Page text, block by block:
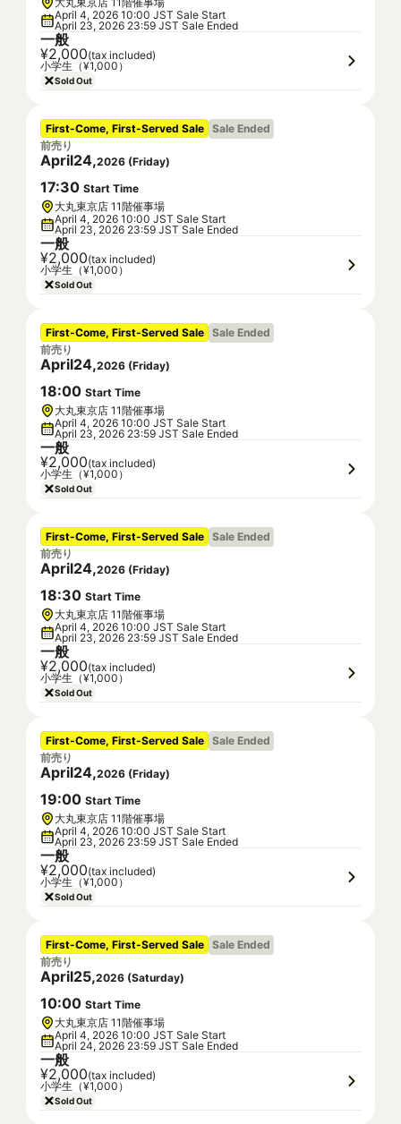
April 4, 2026 10:00 JST Sale Start
April 23, 2026 23:59 JST Sale Ended
一般
¥2,000(tax included)
小学生（¥1,000）
Sold Out
First-Come, First-Served Sale Sale Ended
前売り
April24,2026 (Friday)
17:30 Start Time
大丸東京店 11階催事場
April 4, 2026 10:00 JST Sale Start
April 23, 2026 23:59 JST Sale Ended
一般
¥2,000(tax included)
小学生（¥1,000）
Sold Out
First-Come, First-Served Sale Sale Ended
前売り
April24,2026 (Friday)
18:00 Start Time
大丸東京店 11階催事場
April 4, 2026 10:00 JST Sale Start
April 23, 2026 23:59 JST Sale Ended
一般
¥2,000(tax included)
小学生（¥1,000）
Sold Out
First-Come, First-Served Sale Sale Ended
前売り
April24,2026 (Friday)
18:30 Start Time
大丸東京店 11階催事場
April 4, 2026 10:00 JST Sale Start
April 23, 2026 23:59 JST Sale Ended
一般
¥2,000(tax included)
小学生（¥1,000）
Sold Out
First-Come, First-Served Sale Sale Ended
前売り
April24,2026 (Friday)
19:00 Start Time
大丸東京店 11階催事場
April 4, 2026 10:00 JST Sale Start
April 23, 2026 23:59 JST Sale Ended
一般
¥2,000(tax included)
小学生（¥1,000）
Sold Out
First-Come, First-Served Sale Sale Ended
前売り
April25,2026 (Saturday)
10:00 Start Time
大丸東京店 11階催事場
April 4, 2026 10:00 JST Sale Start
April 24, 2026 23:59 JST Sale Ended
一般
¥2,000(tax included)
小学生（¥1,000）
Sold Out